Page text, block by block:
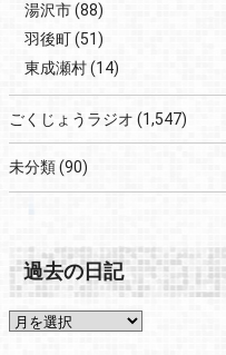
湯沢市(88)
羽後町(51)
東成瀬村(14)
ごくじょうラジオ (1,547)
未分類(90)
過去の日記